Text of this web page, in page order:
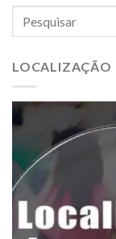
LOCALIZAÇÃO